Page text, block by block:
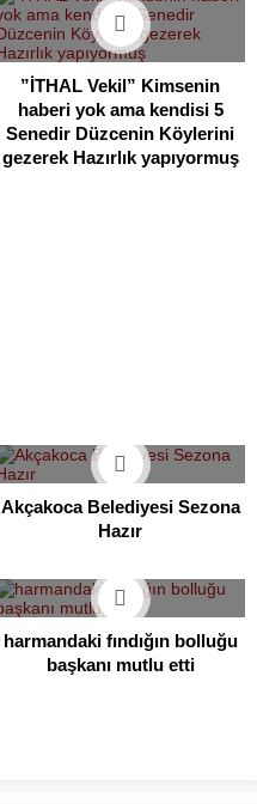
”İTHAL Vekil” Kimsenin
haberi yok ama kendisi 5
Senedir Düzcenin Köylerini
gezerek Hazırlık yapıyormuş
Akçakoca Belediyesi Sezona
Hazır
harmandaki fındığın bolluğu
başkanı mutlu etti